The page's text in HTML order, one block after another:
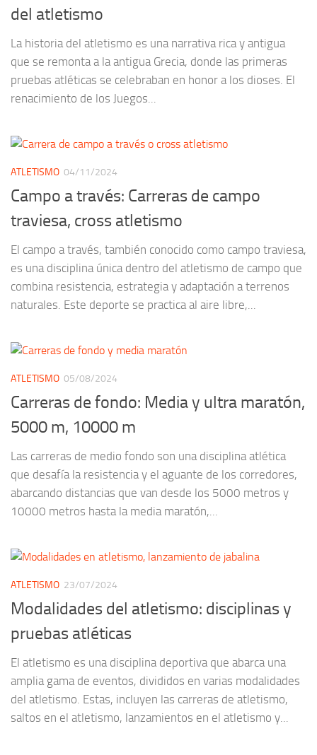
del atletismo
La historia del atletismo es una narrativa rica y antigua
que se remonta a la antigua Grecia, donde las primeras
pruebas atléticas se celebraban en honor a los dioses. El
renacimiento de los Juegos...
ATLETISMO 04/11/2024
Campo a través: Carreras de campo
traviesa, cross atletismo
El campo a través, también conocido como campo traviesa,
es una disciplina única dentro del atletismo de campo que
combina resistencia, estrategia y adaptación a terrenos
naturales. Este deporte se practica al aire libre,...
ATLETISMO 05/08/2024
Carreras de fondo: Media y ultra maratón,
5000 m, 10000 m
Las carreras de medio fondo son una disciplina atlética
que desafía la resistencia y el aguante de los corredores,
abarcando distancias que van desde los 5000 metros y
10000 metros hasta la media maratón,...
ATLETISMO 23/07/2024
Modalidades del atletismo: disciplinas y
pruebas atléticas
El atletismo es una disciplina deportiva que abarca una
amplia gama de eventos, divididos en varias modalidades
del atletismo. Estas, incluyen las carreras de atletismo,
saltos en el atletismo, lanzamientos en el atletismo y...